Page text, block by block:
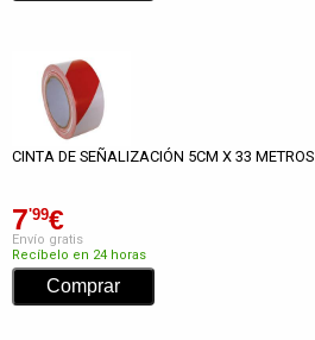
CINTA DE SEÑALIZACIÓN 5CM X 33 METROS
7'99€
Envío gratis
Recíbelo en 24 horas